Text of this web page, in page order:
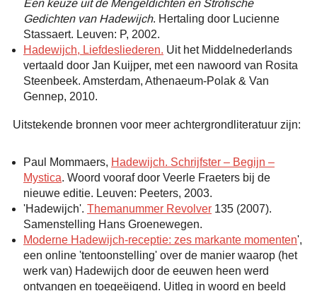
Een keuze uit de Mengeldichten en Strofische
Gedichten van Hadewijch. Hertaling door Lucienne
Stassaert. Leuven: P, 2002.
Hadewijch, Liefdesliederen. Uit het Middelnederlands
vertaald door Jan Kuijper, met een nawoord van Rosita
Steenbeek. Amsterdam, Athenaeum-Polak & Van
Gennep, 2010.
Uitstekende bronnen voor meer achtergrondliteratuur zijn:
Paul Mommaers, Hadewijch. Schrijfster – Begijn –
Mystica. Woord vooraf door Veerle Fraeters bij de
nieuwe editie. Leuven: Peeters, 2003.
'Hadewijch'. Themanummer Revolver 135 (2007).
Samenstelling Hans Groenewegen.
Moderne Hadewijch-receptie: zes markante momenten',
een online 'tentoonstelling' over de manier waarop (het
werk van) Hadewijch door de eeuwen heen werd
ontvangen en toegeëigend. Uitleg in woord en beeld